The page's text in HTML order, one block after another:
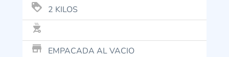
loyalty 2 KILOS
outdoor_grill
store_mall_directory
EMPACADA AL VACIO